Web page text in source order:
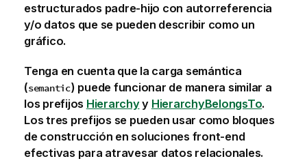
estructurados padre-hijo con autorreferencia
y/o datos que se pueden describir como un
gráfico.
Tenga en cuenta que la carga semántica
(semantic) puede funcionar de manera similar a
los prefijos Hierarchyy HierarchyBelongsTo.
Los tres prefijos se pueden usar como bloques
de construcción en soluciones front-end
efectivas para atravesar datos relacionales.